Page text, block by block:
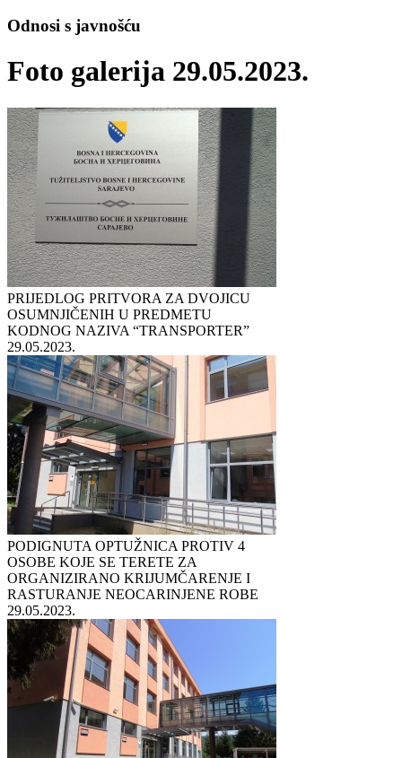
Odnosi s javnošću
Foto galerija 29.05.2023.
PRIJEDLOG PRITVORA ZA DVOJICU
OSUMNJIČENIH U PREDMETU
KODNOG NAZIVA “TRANSPORTER”
29.05.2023.
PODIGNUTA OPTUŽNICA PROTIV 4
OSOBE KOJE SE TERETE ZA
ORGANIZIRANO KRIJUMČARENJE I
RASTURANJE NEOCARINJENE ROBE
29.05.2023.